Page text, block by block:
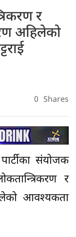
र
अहिलेको
0 Shares
संयोजक
र
आवश्यकता